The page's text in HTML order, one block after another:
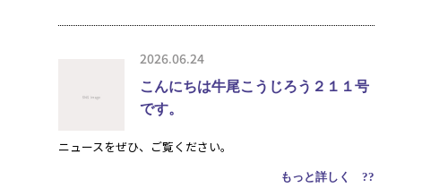
2026.06.24
こんにちは牛尾こうじろう２１１号
です。
ニュースをぜひ、ご覧ください。
もっと詳しく ??